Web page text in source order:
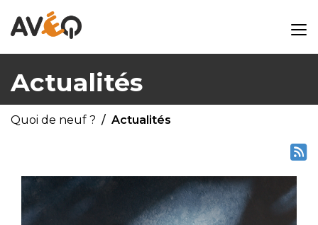
Actualités
Quoi de neuf ? Actualités